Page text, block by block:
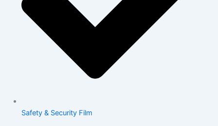
Safety & Security Film